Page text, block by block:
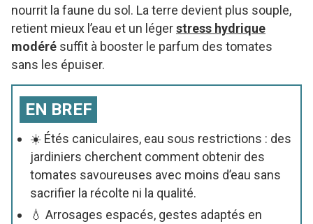
nourrit la faune du sol. La terre devient plus souple,
retient mieux l’eau et un légerstress hydrique
modéré suffit à booster le parfum des tomates
sans les épuiser.
EN BREF
☀️ Étés caniculaires, eau sous restrictions : des
jardiniers cherchent comment obtenir des
tomates savoureuses avec moins d’eau sans
sacrifier la récolte ni la qualité.
💧 Arrosages espacés, gestes adaptés en